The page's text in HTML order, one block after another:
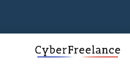
pour rester informé des